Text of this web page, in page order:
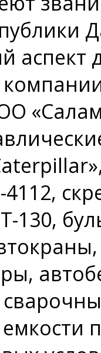
аспект
130,